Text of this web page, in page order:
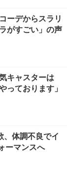
ーデからスラリ
がすごい」の声
キャスターは
っております」
体調不良でイ
ーマンスへ